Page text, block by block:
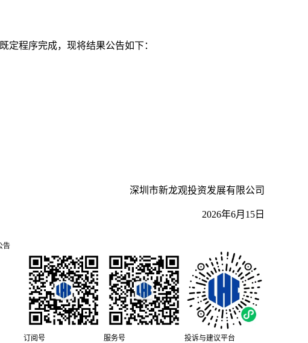
定程序完成，现将结果公告如下：
深圳市新龙观投资发展有限公司
2026年6月15日
告
订阅号 服务号 投诉与建议平台